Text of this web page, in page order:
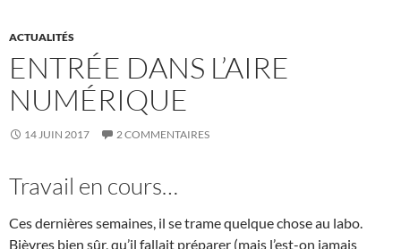
ACTUALITÉS
ENTRÉE DANS L’AIRE
NUMÉRIQUE
14 JUIN 2017 2 COMMENTAIRES
Travail en cours…
Ces dernières semaines, il se trame quelque chose au labo.
Bièvres bien sûr, qu’il fallait préparer (mais l’est-on jamais